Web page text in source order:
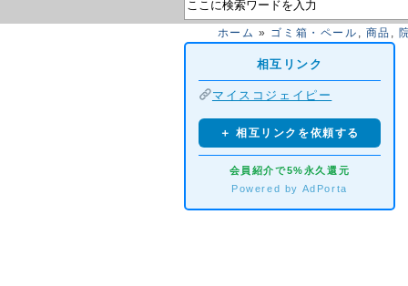
ホーム » ゴミ箱・ペール , 商品 ,
相互リンク
マイスコジェイピー
＋ 相互リンクを依頼する
会員紹介で5%永久還元
Powered by AdPorta